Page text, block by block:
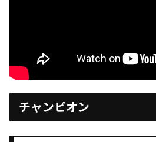
チャンピオン